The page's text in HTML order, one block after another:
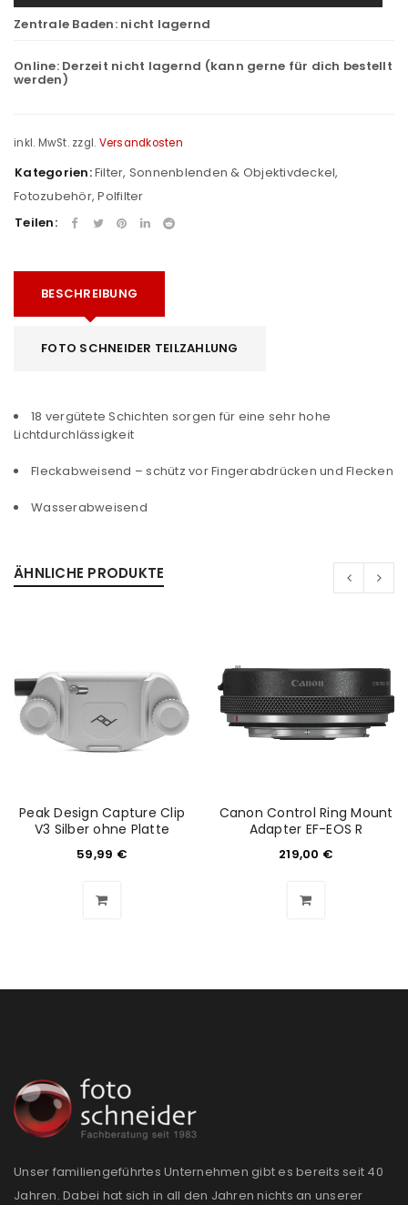
Zentrale Baden: nicht lagernd
Online: Derzeit nicht lagernd (kann gerne für dich bestellt
werden)
inkl. MwSt. zzgl. Versandkosten
Kategorien:Filter, Sonnenblenden & Objektivdeckel,
Fotozubehör,Polfilter
Teilen:
BESCHREIBUNG
FOTO SCHNEIDER TEILZAHLUNG
18 vergütete Schichten sorgen für eine sehr hohe
Lichtdurchlässigkeit
Fleckabweisend – schütz vor Fingerabdrücken und Flecken
Wasserabweisend
ÄHNLICHE PRODUKTE
Peak Design Capture Clip
V3 Silber ohne Platte
59,99 €
Canon Control Ring Mount
Adapter EF-EOS R
219,00 €
Unser familiengeführtes Unternehmen gibt es bereits seit 40
Jahren. Dabei hat sich in all den Jahren nichts an unserer